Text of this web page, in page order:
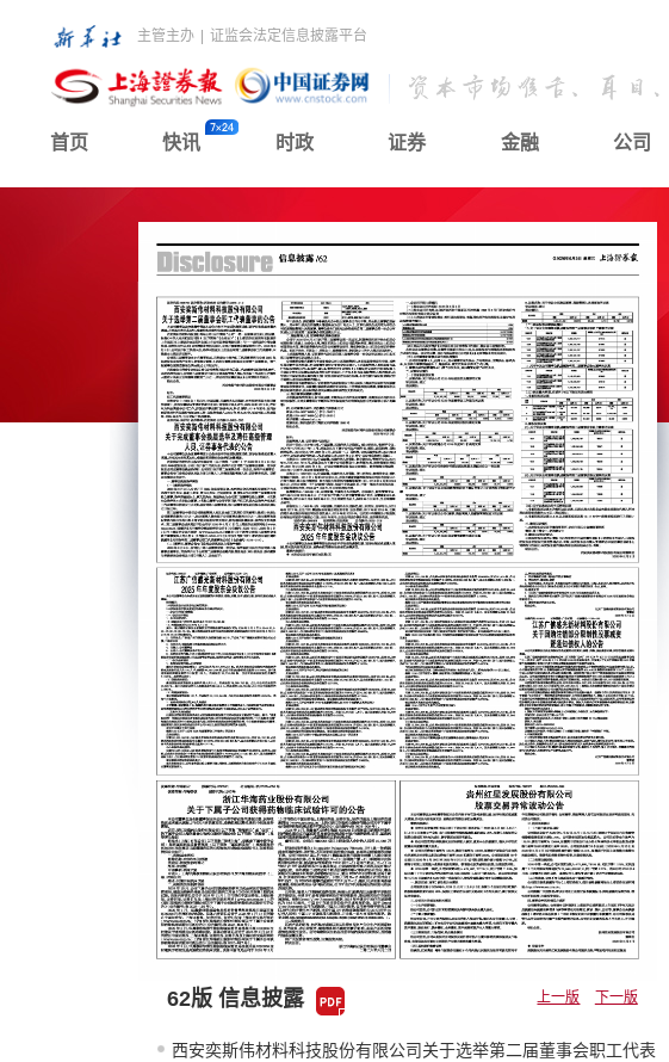
主管主办 证监会法定信息披露平台
首页 快讯 时政 证券 金融 公司
62版 信息披露 上一版 下一版
西安奕斯伟材料科技股份有限公司关于选举第二届董事会职工代表